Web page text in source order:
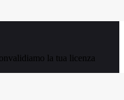
la tua licenza